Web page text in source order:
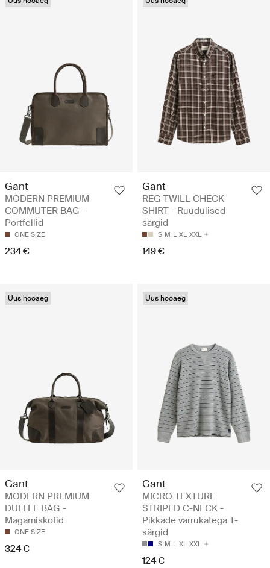
Gant
MODERN PREMIUM
COMMUTER BAG -
Portfellid
ONE SIZE
234 €
Gant
REG TWILL CHECK
SHIRT - Ruudulised
särgid
S M L XL XXL
149 €
Uus hooaeg
Gant
MODERN PREMIUM
DUFFLE BAG -
Magamiskotid
ONE SIZE
324 €
Uus hooaeg
Gant
MICRO TEXTURE
STRIPED C-NECK -
Pikkade varrukatega T-
särgid
S M L XL XXL
124 €